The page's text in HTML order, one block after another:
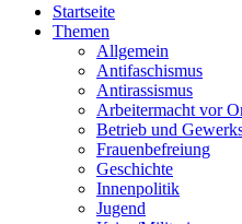
Startseite
Themen
Allgemein
Antifaschismus
Antirassismus
Arbeitermacht vor
Betrieb und
Frauenbefreiung
Geschichte
Innenpolitik
Jugend